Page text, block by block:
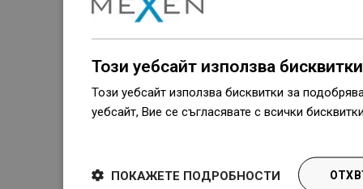
Този уебсайт използва бисквитки
Този уебсайт използва бисквитки за
уебсайт, Вие се съгласявате с всички
ПОКАЖЕТЕ ПОДРОБНОСТИ